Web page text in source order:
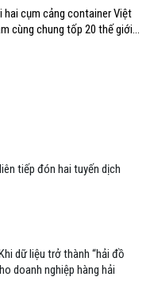
hai cụm cảng container Việt
cùng chung tốp 20 thế giới
tiếp đón hai tuyến dịch
dữ liệu trở thành “hải đồ
doanh nghiệp hàng hải